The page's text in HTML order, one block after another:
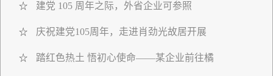
☆ 建党 105 周年之际，外省企业可参照
☆ 庆祝建党105周年，走进肖劲光故居开展
☆ 踏红色热土 悟初心使命——某企业前往橘